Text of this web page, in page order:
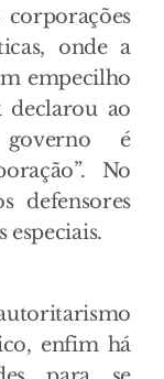
onde a
empecilho
declarou ao
é
No
defensores
especiais.
enfim há